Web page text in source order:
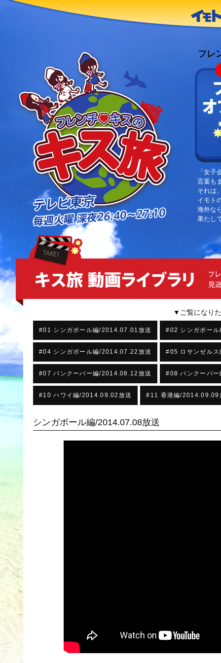
フレ
「女
言葉も
それは
イモト
海外な
果たし
▼ご覧になり
#01 シンガポール編/2014.07.01放送 #02 シンガポー
#04 シンガポール編/2014.07.22放送 #05 ロサンゼル
#07 バンクーバー編/2014.08.12放送 #08 バンクーバ
#10 ハワイ編/2014.09.02放送 #11 香港編/2014.09.09
シンガポール編/2014.07.08放送